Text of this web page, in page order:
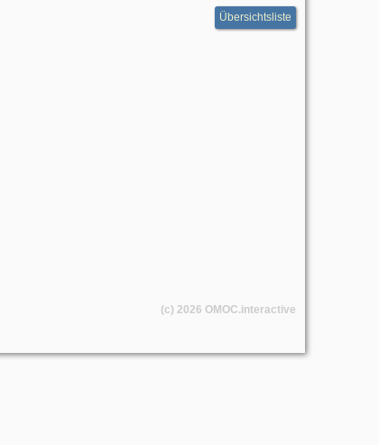
Übersichtsliste
(c) 2026 OMOC.interactive